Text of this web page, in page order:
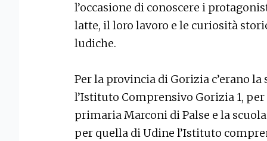
l’occasione di conoscere i
latte, il loro lavoro e le curiosità
ludiche.
Per la provincia di Gorizia c’erano
l’Istituto Comprensivo Gorizia 1,
primaria Marconi di Palse e la
per quella di Udine l’Istituto